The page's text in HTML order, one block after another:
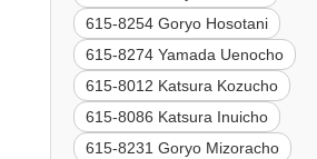
615-8254 Goryo Hosotani
615-8274 Yamada Uenocho
615-8012 Katsura Kozucho
615-8086 Katsura Inuicho
615-8231 Goryo Mizoracho